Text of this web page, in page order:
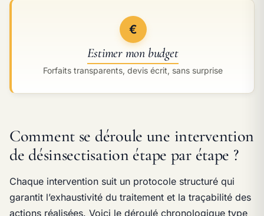
€
Estimer mon budget
Forfaits transparents, devis écrit, sans surprise
Comment se déroule une intervention
de désinsectisation étape par étape ?
Chaque intervention suit un protocole structuré qui
garantit l’exhaustivité du traitement et la traçabilité des
actions réalisées. Voici le déroulé chronologique type